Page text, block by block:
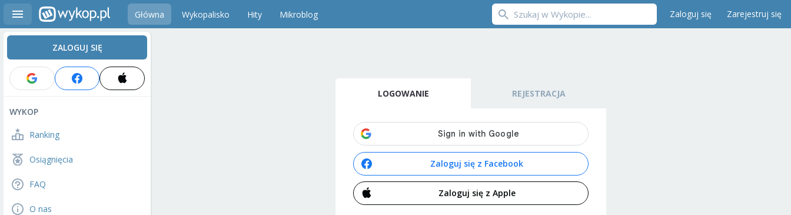
Główna Wykopalisko Hity Mikroblog Zaloguj się Zarejestruj się
ZALOGUJ SIĘ
WYKOP
Ranking
Osiągnięcia
FAQ
O nas
LOGOWANIE REJESTRACJA
Zaloguj się z Facebook
Zaloguj się z Apple